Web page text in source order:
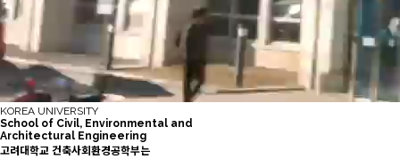
KOREA UNIVERSITY
School of Civil, Environmental and
Architectural Engineering
고려대학교 건축사회환경공학부는